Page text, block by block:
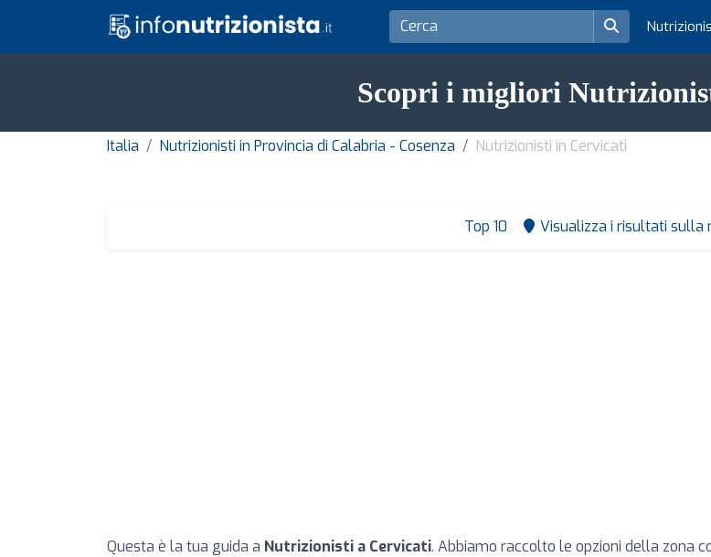
Scopri i migliori
Italia Nutrizionisti in Provincia di Calabria - Cosenza Nutrizionisti in Cervicati
Top 10 Visualizza i risultati sulla
Questa è la tua guida a Nutrizionisti a Cervicati. Abbiamo raccolto le opzioni della zona